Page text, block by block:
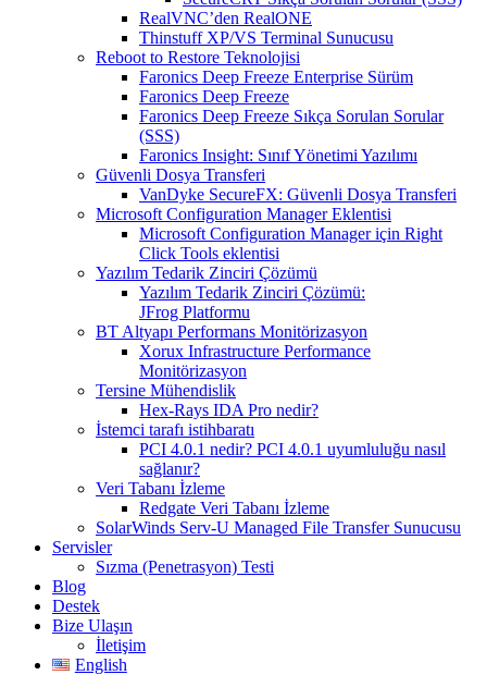
RealVNC’den RealONE
Thinstuff XP/VS Terminal Sunucusu
Reboot to Restore Teknolojisi
Faronics Deep Freeze Enterprise Sürüm
Faronics Deep Freeze
Faronics Deep Freeze Sıkça Sorulan Sorular
(SSS)
Faronics Insight: Sınıf Yönetimi Yazılımı
Güvenli Dosya Transferi
VanDyke SecureFX: Güvenli Dosya Transferi
Microsoft Configuration Manager Eklentisi
Microsoft Configuration Manager için Right
Click Tools eklentisi
Yazılım Tedarik Zinciri Çözümü
Yazılım Tedarik Zinciri Çözümü:
JFrog Platformu
BT Altyapı Performans Monitörizasyon
Xorux Infrastructure Performance
Monitörizasyon
Tersine Mühendislik
Hex-Rays IDA Pro nedir?
İstemci tarafı istihbaratı
PCI 4.0.1 nedir? PCI 4.0.1 uyumluluğu nasıl
sağlanır?
Veri Tabanı İzleme
Redgate Veri Tabanı İzleme
SolarWinds Serv-U Managed File Transfer Sunucusu
Servisler
Sızma (Penetrasyon) Testi
Blog
Destek
Bize Ulaşın
İletişim
English